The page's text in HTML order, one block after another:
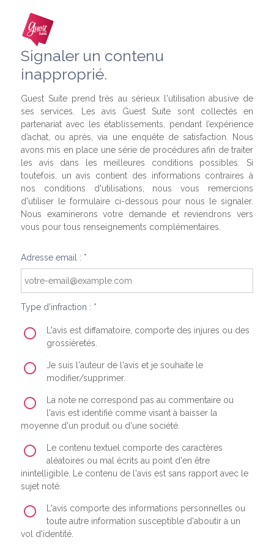
Signaler un contenu
inapproprié.
Guest Suite prend très au sérieux l'utilisation abusive de
ses services. Les avis Guest Suite sont collectés en
partenariat avec les établissements, pendant l’expérience
d’achat, ou après, via une enquête de satisfaction. Nous
avons mis en place une série de procédures afin de traiter
les avis dans les meilleures conditions possibles. Si
toutefois, un avis contient des informations contraires à
nos conditions d'utilisations, nous vous remercions
d'utiliser le formulaire ci-dessous pour nous le signaler.
Nous examinerons votre demande et reviendrons vers
vous pour tous renseignements complémentaires.
Adresse email : *
Type d'infraction : *
L'avis est diffamatoire, comporte des injures ou des
grossièretés.
Je suis l'auteur de l'avis et je souhaite le
modifier/supprimer.
La note ne correspond pas au commentaire ou
l'avis est identifié comme visant à baisser la
moyenne d'un produit ou d'une société.
Le contenu textuel comporte des caractères
aléatoires ou mal écrits au point d'en être
inintelligible. Le contenu de l'avis est sans rapport avec le
sujet noté.
L'avis comporte des informations personnelles ou
toute autre information susceptible d'aboutir à un
vol d'identité.